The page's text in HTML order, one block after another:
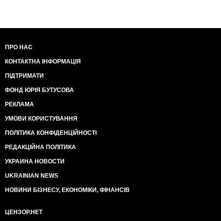
Статистика ЦБ говорит о том, что у нерезидентов
реальный сектор они предпочитают финансовые
спекуляции, активно скупая облигации российского
может означать рост недоверия, отмечает ведущий
научный сотрудник Центра развития ВШЭ Сергей
"Островки благоденствия" создаются в России
искусственно, за счет бюджета, для бизнеса в целом
инвестиционный климат "слишком холодный",
указывает завотделом международных рынков
перспективы роста остаются туманными: доходы
населения падают, рентабельность любого бизнеса,
стремительно снижается.
добывающих предприятий подскочила на 20%,
ПРО НАС
КОНТАКТНА ІНФОРМАЦІЯ
ПІДТРИМАТИ
ФОНД ЮРІЯ БУТУСОВА
РЕКЛАМА
УМОВИ КОРИСТУВАННЯ
ПОЛІТИКА КОНФІДЕНЦІЙНОСТІ
РЕДАКЦІЙНА ПОЛІТИКА
УКРАИНА НОВОСТИ
UKRAINIAN NEWS
НОВИНИ БІЗНЕСУ, ЕКОНОМІКИ, ФІНАНСІВ
ЦЕНЗОР.НЕТ